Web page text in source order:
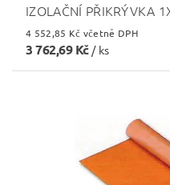
IZOLAČNÍ PŘIKRÝVKA
4 552,85 Kč včetně DPH
3 762,69 Kč / ks